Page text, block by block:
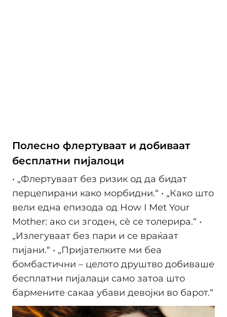
Полесно флертуваат и добиваат
бесплатни пијалоци
• „Флертуваат без ризик од да бидат
перцепирани како морбидни.“ • „Како што
вели една епизода од How I Met Your
Mother: ако си згоден, сè се толерира.“ •
„Излегуваат без пари и се враќаат
пијани.“ • „Пријателките ми беа
бомбастични – целото друштво добиваше
бесплатни пијалаци само затоа што
бармените сакаа убави девојки во барот.“